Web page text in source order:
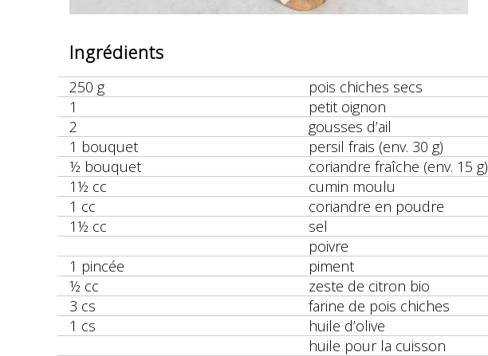
Ingrédients
250 g
pois chiches secs
1
petit oignon
2
gousses d’ail
1 bouquet
persil frais (env. 30 g)
½ bouquet
coriandre fraîche (env. 15 g)
1½ cc
cumin moulu
1 cc
coriandre en poudre
1½ cc
sel
poivre
1 pincée
piment
½ cc
zeste de citron bio
3 cs
farine de pois chiches
1 cs
huile d’olive
huile pour la cuisson